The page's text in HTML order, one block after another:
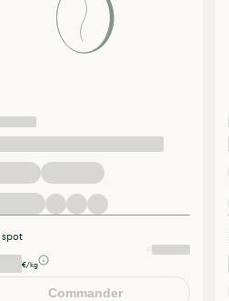
spot
€/kg
Commander